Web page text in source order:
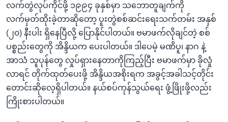
လက်တွဲလုပ်ကိုင်ဖို့ ၁၉၉၄ ခုနှစ်မှာ သဘောတူချက်ကို
လက်မှတ်ထိုးခဲ့တာဆိုတော့ ပူးတွဲစစ်ဆင်းရေးသက်တမ်း အနှစ်
(၂၀) နီးပါး ရှိနေပြီလို့ ပြောနိုင်ပါတယ်။ ဗမာဖက်လိုချင်တဲ့ စစ်
ပစ္စည်းတွေကို အိန္ဒိယက ပေးပါတယ်။ ဒါပေမဲ့ မဏိပူ၊ နာဂ နဲ့
အာသံ သူပုန်တွေ လှုပ်ရှားနေတာကိုကြည့်ပြီး ဗမာဖက်မှာ ခိုလှုံ
လာရင် တိုက်ထုတ်ပေးဖို့ အိန္ဒိယအစိုးရက အခွင့်အခါသင့်တိုင်း
တောင်းဆိုလေ့ရှိပါတယ်။ နယ်စပ်ကုန်သွယ်ရေး ဖွံ့ဖြိုးဖို့လည်း
ကြိုးစားပါတယ်။